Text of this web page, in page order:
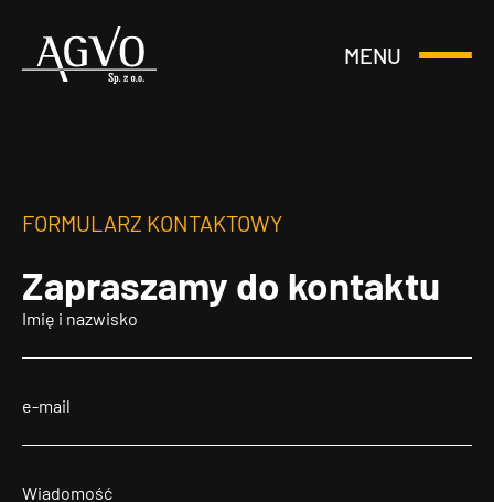
Header
MENU
Otwórz
FORMULARZ KONTAKTOWY
Zapraszamy do kontaktu